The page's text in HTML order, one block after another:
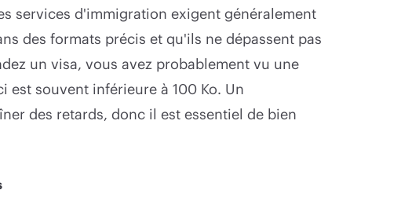
services d'immigration exigent généralement
des formats précis et qu'ils ne dépassent pas
un visa, vous avez probablement vu une
souvent inférieure à 100 Ko. Un
des retards, donc il est essentiel de bien